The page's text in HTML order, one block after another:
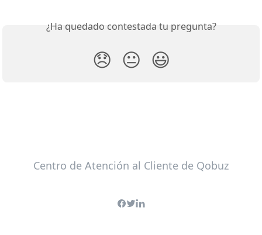
¿Ha quedado contestada tu pregunta?
😞 😐 😃
Centro de Atención al Cliente de Qobuz